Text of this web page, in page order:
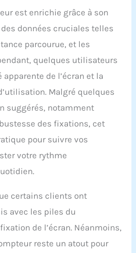
est enrichie grâce à son
données cruciales telles
parcourue, et les
quelques utilisateurs
de l’écran et la
Malgré quelques
suggérés, notamment
des fixations, cet
pour suivre vos
votre rythme
certains clients ont
avec les piles du
de l’écran. Néanmoins,
reste un atout pour